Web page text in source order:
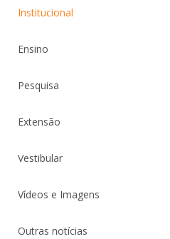
Institucional
Ensino
Pesquisa
Extensão
Vestibular
Vídeos e Imagens
Outras notícias